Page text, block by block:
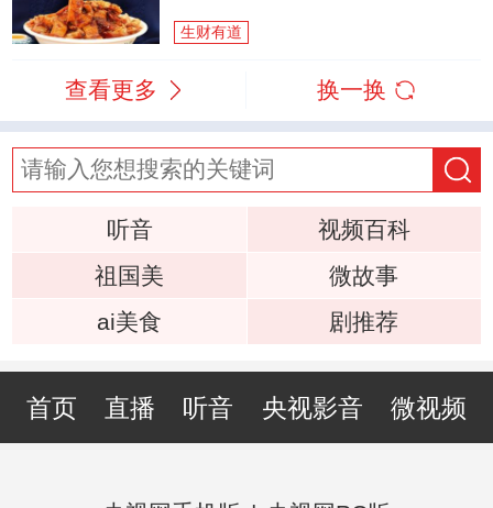
生财有道
查看更多 换一换
听音
视频百科
祖国美
微故事
ai美食
剧推荐
首页 直播 听音 央视影音 微视频